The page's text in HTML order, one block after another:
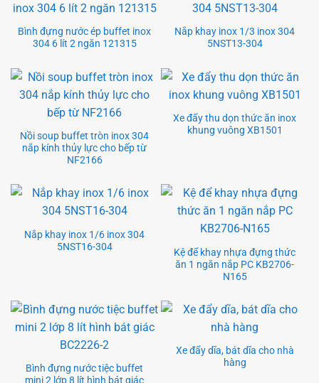
Bình đựng nước ép buffet inox
304 6 lít 2 ngăn 121315
Nắp khay inox 1/3 inox 304
5NST13-304
Nồi soup buffet tròn inox 304
nắp kính thủy lực cho bếp từ
NF2166
Xe đẩy thu dọn thức ăn inox
khung vuông XB1501
Nắp khay inox 1/6 inox 304
5NST16-304
Kệ để khay nhựa đựng thức
ăn 1 ngăn nắp PC KB2706-
N165
Bình đựng nước tiệc buffet
mini 2 lớp 8 lít hình bát giác
Xe đẩy dĩa, bát dĩa cho nhà
hàng